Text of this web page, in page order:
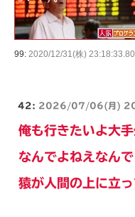
99: 2020/12/31(株)
42: 2026/07/06(月)
俺も行きたいよ大
なんでよねえなんで
猿が人間の上に立